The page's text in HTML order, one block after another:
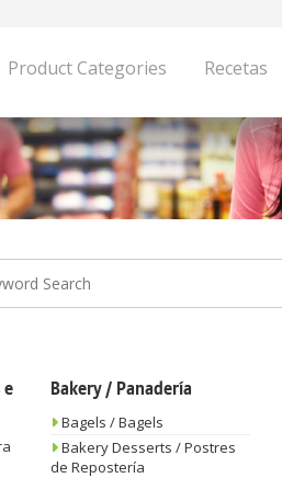
Product Categories Recetas
Bakery / Panadería
Bagels / Bagels
Bakery Desserts / Postres
de Repostería